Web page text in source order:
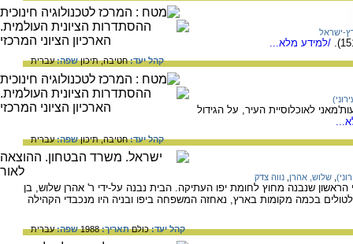
ישראל
/למידע מלא...
קהל יעד:חטיבה,תיכוןשפה:עברית
השלטון העות'מאני לאוכלוסיית העיר, על הגידול
קהל יעד:חטיבה,תיכוןשפה:עברית
שלוש, אהרן נווה צדק
היהודי הראשון שנבנה מחוץ לחומת יפו העתיקה. הבית נבנה על-ידי ר' אהרן שלוש, בן
מאלג'יר ב- 1840. לאחר טלטולים בכמה מקומות בארץ, נאחזה המשפחה ביפו ובניה היו מנכבדי הקהילה
קהל יעד:כולםתאריך:1988 שפה:עברית